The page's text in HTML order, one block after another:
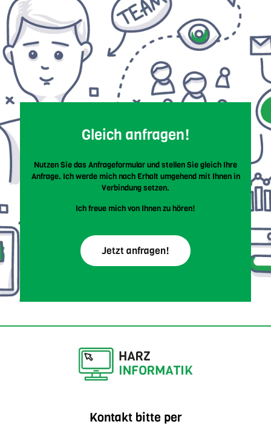
Gleich anfragen!
Nutzen Sie das Anfrageformular und stellen Sie gleich Ihre
Anfrage. Ich werde mich nach Erhalt umgehend mit Ihnen in
Verbindung setzen.
Ich freue mich von Ihnen zu hören!
Jetzt anfragen!
Kontakt bitte per